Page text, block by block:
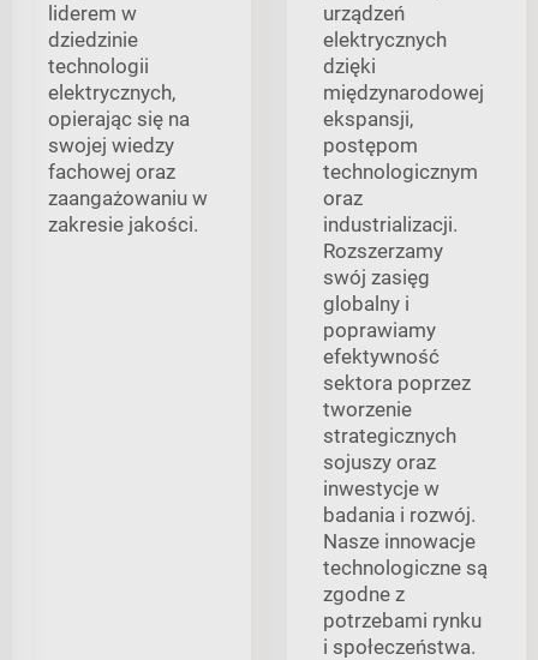
liderem w
dziedzinie
technologii
elektrycznych,
opierając się na
swojej wiedzy
fachowej oraz
zaangażowaniu w
zakresie jakości.
urządzeń
elektrycznych
dzięki
międzynarodowej
ekspansji,
postępom
technologicznym
oraz
industrializacji.
Rozszerzamy
swój zasięg
globalny i
poprawiamy
efektywność
sektora poprzez
tworzenie
strategicznych
sojuszy oraz
inwestycje w
badania i rozwój.
Nasze innowacje
technologiczne są
zgodne z
potrzebami rynku
i społeczeństwa.